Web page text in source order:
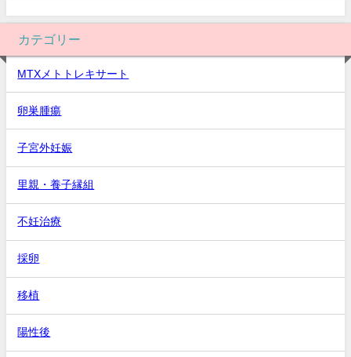
カテゴリー
MTXメトトレキサート
卵巣腫瘍
子宮外妊娠
里親・養子縁組
不妊治療
採卵
移植
陽性後